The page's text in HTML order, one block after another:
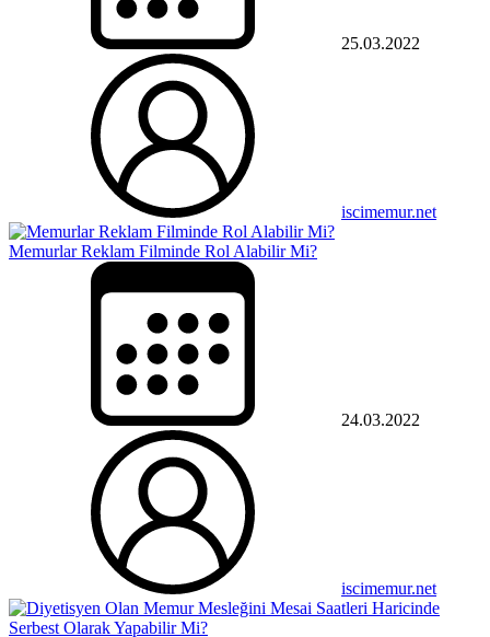
25.03.2022
iscimemur.net
Memurlar Reklam Filminde Rol Alabilir Mi?
24.03.2022
iscimemur.net